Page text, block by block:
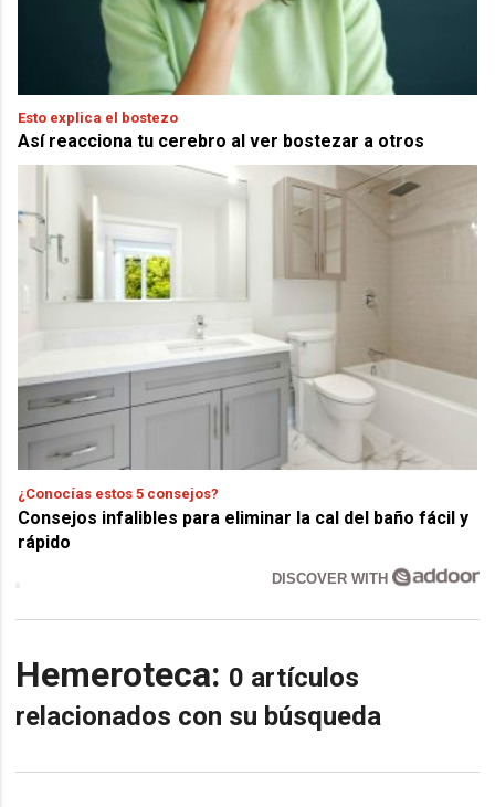
Esto explica el bostezo
Así reacciona tu cerebro al ver bostezar a otros
¿Conocías estos 5 consejos?
Consejos infalibles para eliminar la cal del baño fácil y
rápido
DISCOVER WITH
Hemeroteca: 0 artículos
relacionados con su búsqueda